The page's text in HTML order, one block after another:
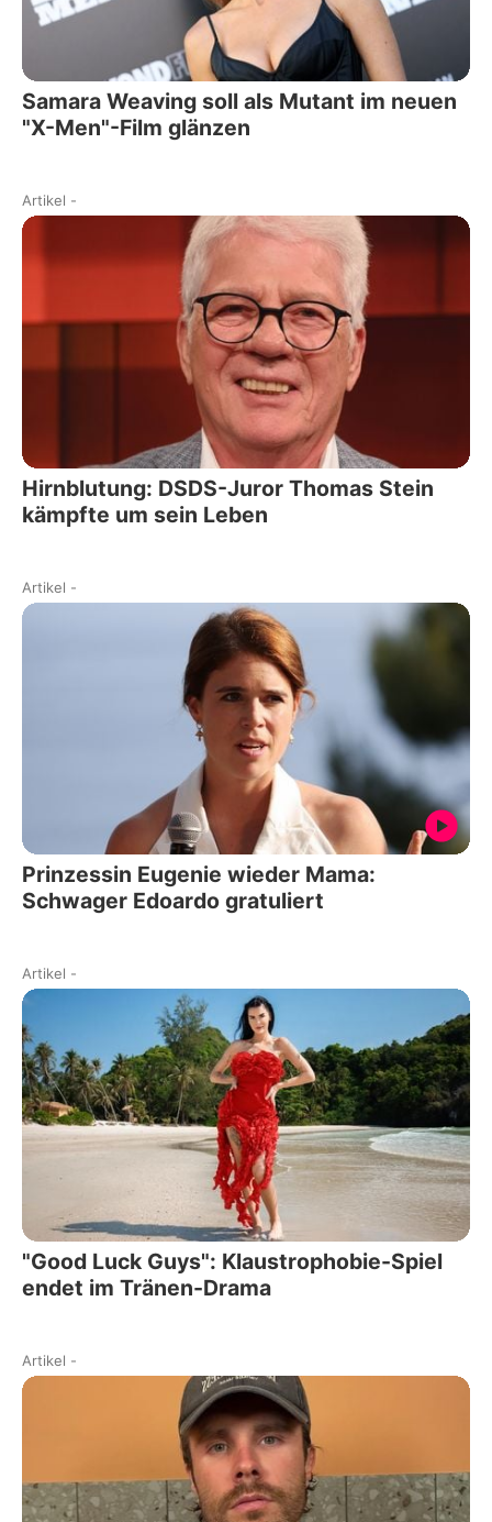
Samara Weaving soll als Mutant im neuen
"X-Men"-Film glänzen
Artikel -
Hirnblutung: DSDS-Juror Thomas Stein
kämpfte um sein Leben
Artikel -
Prinzessin Eugenie wieder Mama:
Schwager Edoardo gratuliert
Artikel -
"Good Luck Guys": Klaustrophobie-Spiel
endet im Tränen-Drama
Artikel -